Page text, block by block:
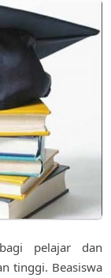
pelajar dan
tinggi. Beasiswa